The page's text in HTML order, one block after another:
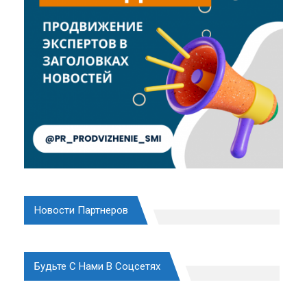
Новости Партнеров
Будьте С Нами В Соцсетях